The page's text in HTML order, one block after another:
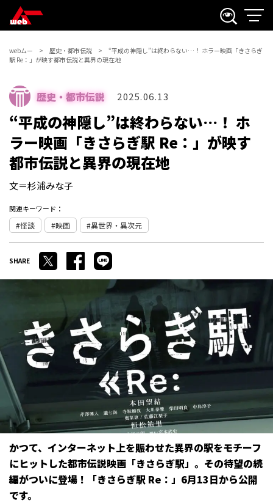
webムー 歴史・都市伝説
“平成の神隠し”は終わらない…！ ホラー映画「きさらぎ
駅 Re：」が映す都市伝説と異界の現在地
歴史・都市伝説 2025.06.13
“平成の神隠し”は終わらない…！ ホ
ラー映画「きさらぎ駅 Re：」が映す
都市伝説と異界の現在地
文＝杉浦みな子
関連キーワード：
怪談 映画 異世界・異次元
かつて、インターネット上を賑わせた異界の駅をモチーフ
にヒットした都市伝説映画「きさらぎ駅」。その待望の続
編がついに登場！「きさらぎ駅 Re：」6月13日から公開
です。